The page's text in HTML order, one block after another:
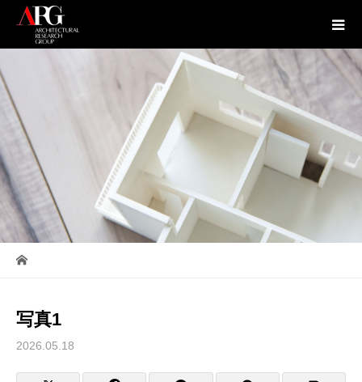
写真1
2026.05.18